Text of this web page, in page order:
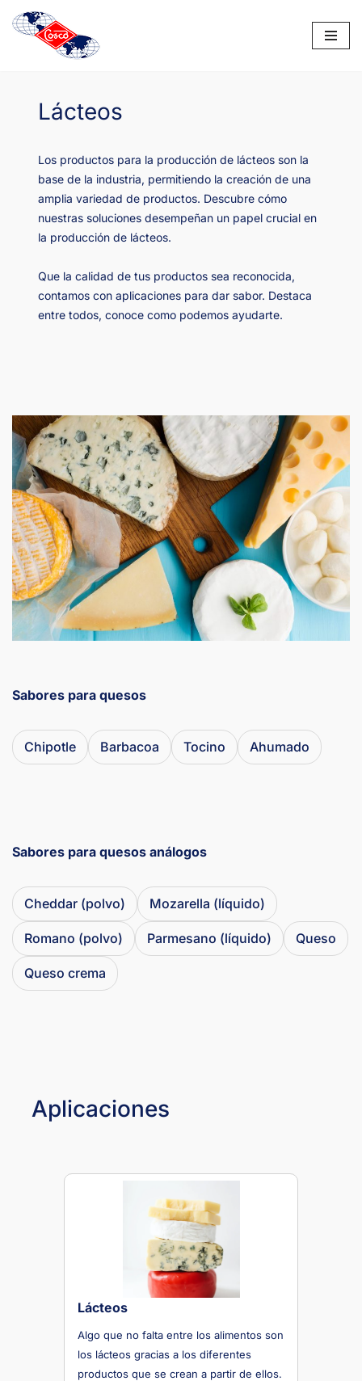
Saltar
Lácteos
Los productos para la producción de lácteos son la
base de la industria, permitiendo la creación de una
amplia variedad de productos. Descubre cómo
nuestras soluciones desempeñan un papel crucial en
la producción de lácteos.
Que la calidad de tus productos sea reconocida,
contamos con aplicaciones para dar sabor. Destaca
entre todos, conoce como podemos ayudarte.
Sabores para quesos
Chipotle Barbacoa Tocino Ahumado
Sabores para quesos análogos
Cheddar (polvo) Mozarella (líquido)
Romano (polvo) Parmesano (líquido) Queso
Queso crema
Aplicaciones
Lácteos
Algo que no falta entre los alimentos son
los lácteos gracias a los diferentes
productos que se crean a partir de ellos.